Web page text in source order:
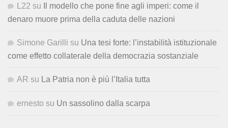
L22 su
Il modello che pone fine agli imperi: come il
denaro muore prima della caduta delle nazioni
Simone Garilli su Una tesi forte: l’instabilità istituzionale
come effetto collaterale della democrazia sostanziale
AR su La Patria non è più l’Italia tutta
ernesto su Un sassolino dalla scarpa